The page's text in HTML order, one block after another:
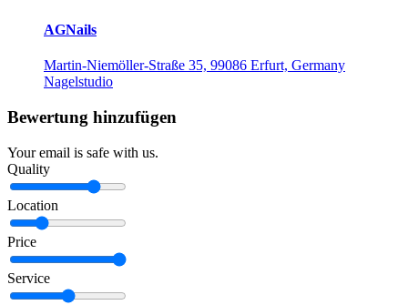
AGNails
Martin-Niemöller-Straße 35, 99086 Erfurt, Germany
Nagelstudio
Bewertung hinzufügen
Your email is safe with us.
Quality
Location
Price
Service